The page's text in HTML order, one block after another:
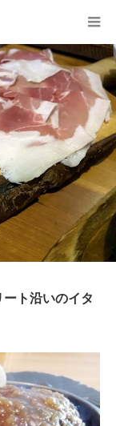
ト沿いのイタ